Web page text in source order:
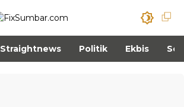
Straightnews Politik Ekbis